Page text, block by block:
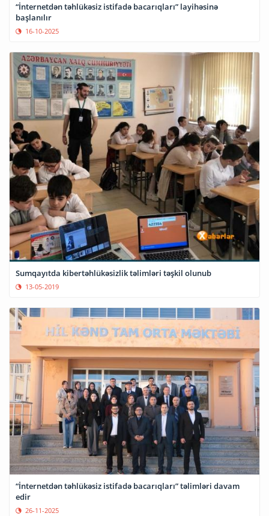
“İnternetdən təhlükəsiz istifadə bacarıqları” layihəsinə
başlanılır
16-10-2025
Sumqayıtda kibertəhlükəsizlik təlimləri təşkil olunub
13-05-2019
“İnternetdən təhlükəsiz istifadə bacarıqları” təlimləri davam
edir
26-11-2025